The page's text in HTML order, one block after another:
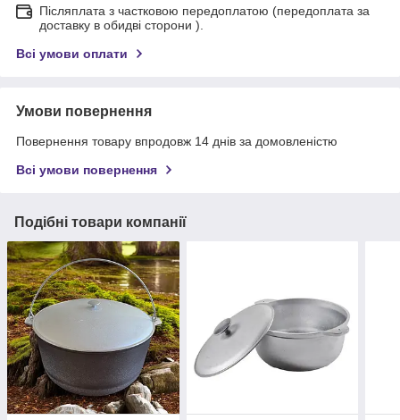
Післяплата з частковою передоплатою (передоплата за
доставку в обидві сторони ).
Всі умови оплати
Умови повернення
Повернення товару впродовж 14 днів за домовленістю
Всі умови повернення
Подібні товари компанії